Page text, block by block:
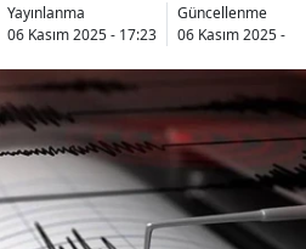
Yayınlanma
06 Kasım 2025 - 17:23
Güncellenme
06 Kasım 2025 -